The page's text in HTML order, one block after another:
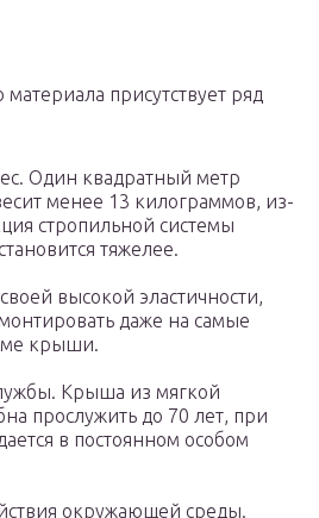
присутствует ряд
Один квадратный метр
менее 13 килограммов, из-
стропильной системы
тяжелее.
высокой эластичности,
даже на самые
крыши.
Крыша из мягкой
прослужить до 70 лет, при
в постоянном особом
окружающей среды.